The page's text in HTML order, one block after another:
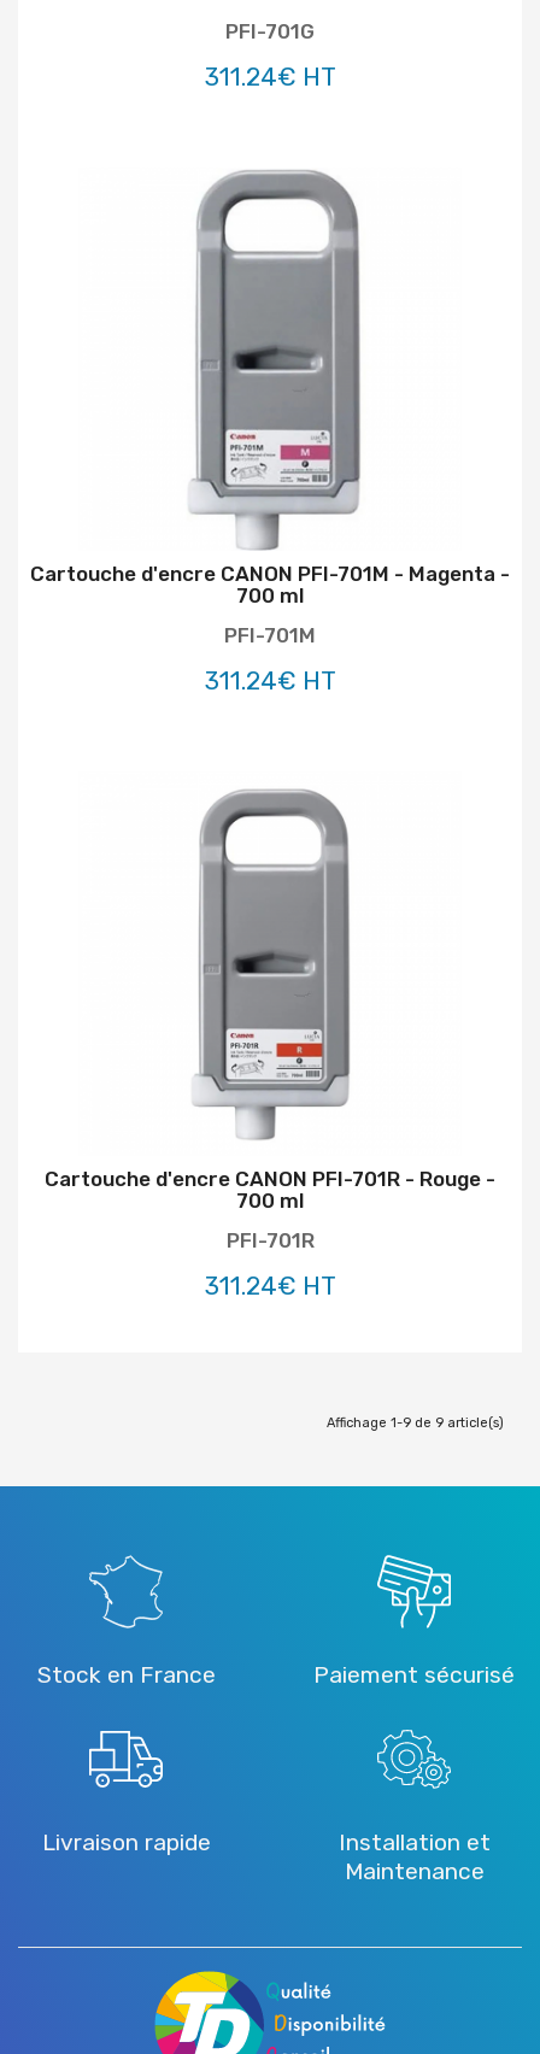
PFI-701G
311.24€ HT
Cartouche d'encre CANON PFI-701M - Magenta -
700 ml
PFI-701M
311.24€ HT
Cartouche d'encre CANON PFI-701R - Rouge -
700 ml
PFI-701R
311.24€ HT
Affichage 1-9 de 9 article(s)
Stock en France Paiement sécurisé
Livraison rapide
Installation et
Maintenance